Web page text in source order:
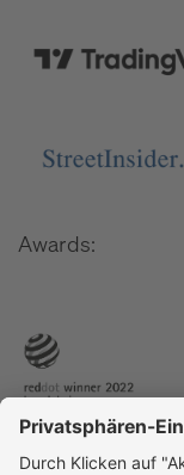
Awards: